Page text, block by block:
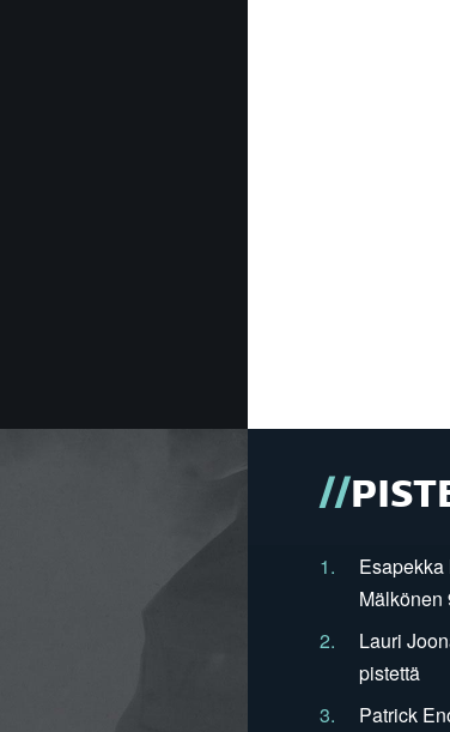
1.
Mälkönen
2.
Lauri
pistettä
3.
Patrick